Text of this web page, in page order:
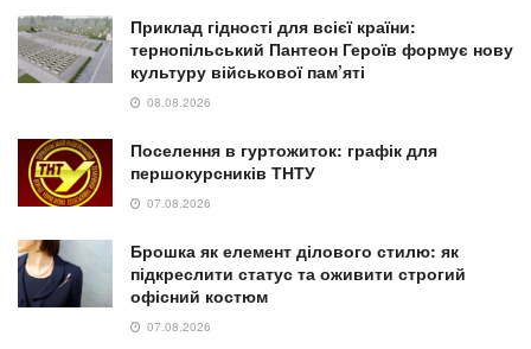
Приклад гідності для всієї країни:
тернопільський Пантеон Героїв формує нову
культуру військової пам’яті
08.08.2026
Поселення в гуртожиток: графік для
першокурсників ТНТУ
07.08.2026
Брошка як елемент ділового стилю: як
підкреслити статус та оживити строгий
офісний костюм
07.08.2026